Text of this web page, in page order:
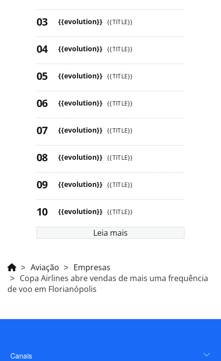
{{evolution}} {{TITLE}}
{{evolution}} {{TITLE}}
{{evolution}} {{TITLE}}
{{evolution}} {{TITLE}}
{{evolution}} {{TITLE}}
{{evolution}} {{TITLE}}
{{evolution}} {{TITLE}}
{{evolution}} {{TITLE}}
Leia mais
Aviação
Empresas
Copa Airlines abre vendas de mais uma frequência
de voo em Florianópolis
Canais